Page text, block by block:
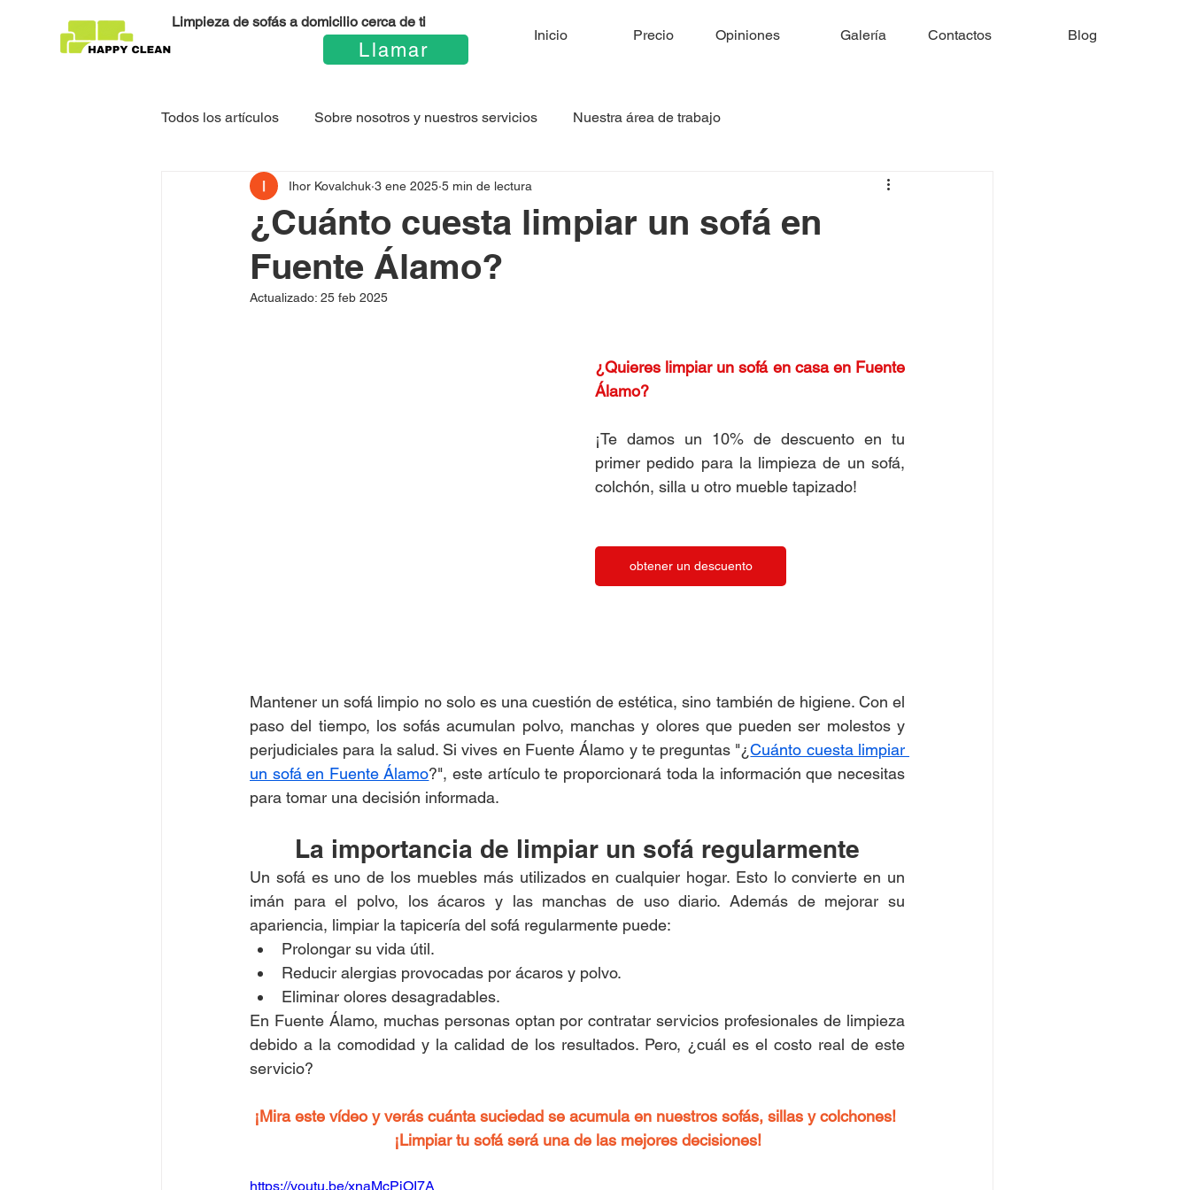
Limpieza de sofás a domicilio cerca de ti
Llamar
Inicio Precio Opiniones Galería Contactos Blog
Todos los artículos Sobre nosotros y nuestros servicios Nuestra área de trabajo
¿Cuánto cuesta limpiar un sofá en
Fuente Álamo?
Ihor Kovalchuk 3 ene 2025 5 min de lectura
Actualizado: 25 feb 2025
¿Quieres limpiar un sofá en casa en Fuente
Álamo?
¡Te damos un 10% de descuento en tu
primer pedido para la limpieza de un sofá,
colchón, silla u otro mueble tapizado!
obtener un descuento
Mantener un sofá limpio no solo es una cuestión de estética, sino también de higiene. Con el
paso del tiempo, los sofás acumulan polvo, manchas y olores que pueden ser molestos y
perjudiciales para la salud. Si vives en Fuente Álamo y te preguntas "¿Cuánto cuesta limpiar
un sofá en Fuente Álamo?", este artículo te proporcionará toda la información que necesitas
para tomar una decisión informada.
La importancia de limpiar un sofá regularmente
Un sofá es uno de los muebles más utilizados en cualquier hogar. Esto lo convierte en un
imán para el polvo, los ácaros y las manchas de uso diario. Además de mejorar su
apariencia, limpiar la tapicería del sofá regularmente puede:
Prolongar su vida útil.
Reducir alergias provocadas por ácaros y polvo.
Eliminar olores desagradables.
En Fuente Álamo, muchas personas optan por contratar servicios profesionales de limpieza
debido a la comodidad y la calidad de los resultados. Pero, ¿cuál es el costo real de este
servicio?
¡Mira este vídeo y verás cuánta suciedad se acumula en nuestros sofás, sillas y colchones!
¡Limpiar tu sofá será una de las mejores decisiones!
https://youtu.be/xnaMcPiOI7A